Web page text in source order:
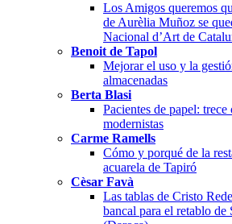
Los Amigos queremos
de Aurèlia Muñoz se
Nacional d’Art de
Benoit de Tapol
Mejorar el uso y la
almacenadas
Berta Blasi
Pacientes de papel:
modernistas
Carme Ramells
Cómo y porqué de la
acuarela de Tapiró
Cèsar Favà
Las tablas de Cristo
bancal para el retablo